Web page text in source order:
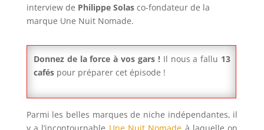
interview de Philippe Solasco-fondateur de la
marque Une Nuit Nomade.
Donnez de la force à vos gars !Il nous a fallu 13
caféspour préparer cet épisode !
Parmi les belles marques de niche indépendantes, il